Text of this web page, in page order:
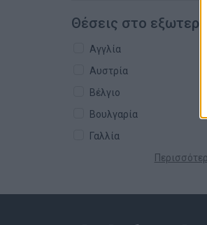
Θέσεις στο
Αγγλία
Αυστρία
Βέλγιο
Βουλγαρία
Γαλλία